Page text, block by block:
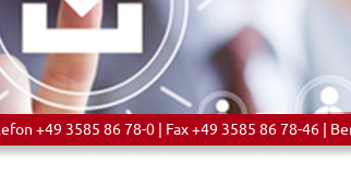
+49 3585 86 78-0 | Fax +49 3585 86 78-46 |